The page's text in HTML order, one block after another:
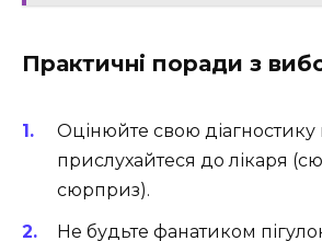
Практичні поради з
Оцінюйте свою діагностику
прислухайтеся до лікаря
сюрприз).
Не будьте фанатиком